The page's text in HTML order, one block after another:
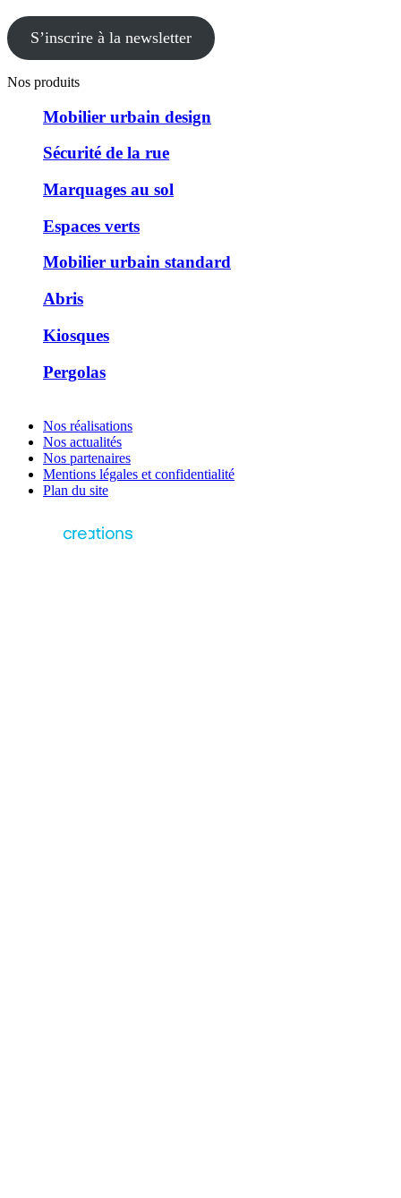
S’inscrire à la newsletter
Nos produits
Mobilier urbain design
Sécurité de la rue
Marquages au sol
Espaces verts
Mobilier urbain standard
Abris
Kiosques
Pergolas
Nos réalisations
Nos actualités
Nos partenaires
Mentions légales et confidentialité
Plan du site